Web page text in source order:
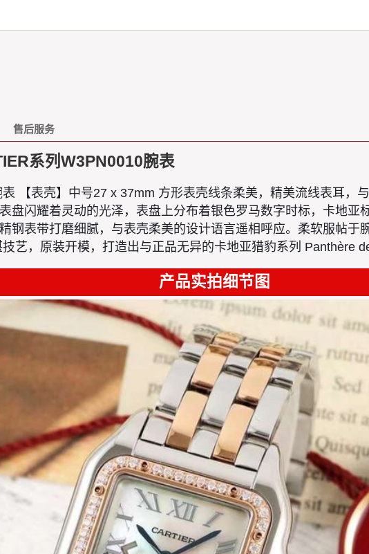
售后服务
系列W3PN0010腕表
【表壳】中号27 x 37mm 方形表壳线条柔美，精美流线表耳，
盘闪耀着灵动的光泽，表盘上分布着银色罗马数字时标，卡地
钢表带打磨细腻，与表壳柔美的设计语言遥相呼应。柔软服帖
艺，原装开模，打造出与正品无异的卡地亚猎豹系列 Panthère
产品实拍细节图